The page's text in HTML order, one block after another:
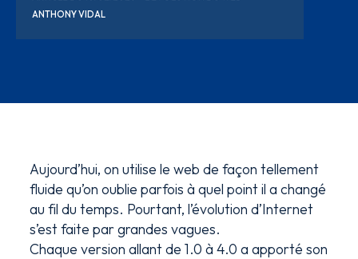
ANTHONY VIDAL
Aujourd’hui, on utilise le web de façon tellement
fluide qu’on oublie parfois à quel point il a changé
au fil du temps. Pourtant, l’évolution d’Internet
s’est faite par grandes vagues.
Chaque version allant de 1.0 à 4.0 a apporté son